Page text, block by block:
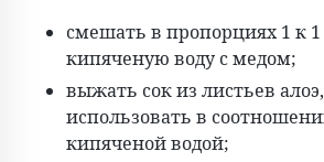
смешать в пропорциях 1 к 1
кипяченую воду с медом;
выжать сок из листьев
использовать в
кипяченой водой;